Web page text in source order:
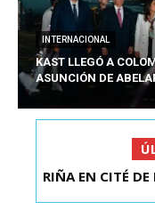
INTERNACIONAL
KAST LLEGÓ A
ASUNCIÓN DE
IPC DE JULIO
RIÑA EN CITÉ DE